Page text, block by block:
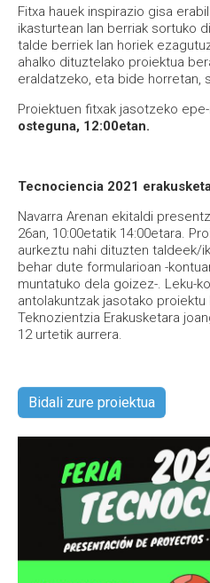
Fitxa hauek inspirazio gisa
ikasturtean lan berriak sortuko
talde berriek lan horiek
ahalko dituztelako proiektua
eraldatzeko, eta bide horretan,
Proiektuen fitxak jasotzeko
osteguna, 12:00etan.
Tecnociencia 2021
Navarra Arenan ekitaldi
26an, 10:00etatik 14:00etara.
aurkeztu nahi dituzten taldeek/
behar dute formularioan -
muntatuko dela goizez-. Leku-
antolakuntzak jasotako
Teknozientzia Erakusketara
12 urtetik aurrera.
Bidali zure proiektua